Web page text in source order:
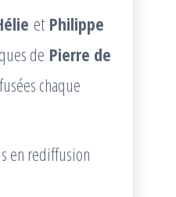
et Philippe
de Pierre de
chaque
en rediffusion